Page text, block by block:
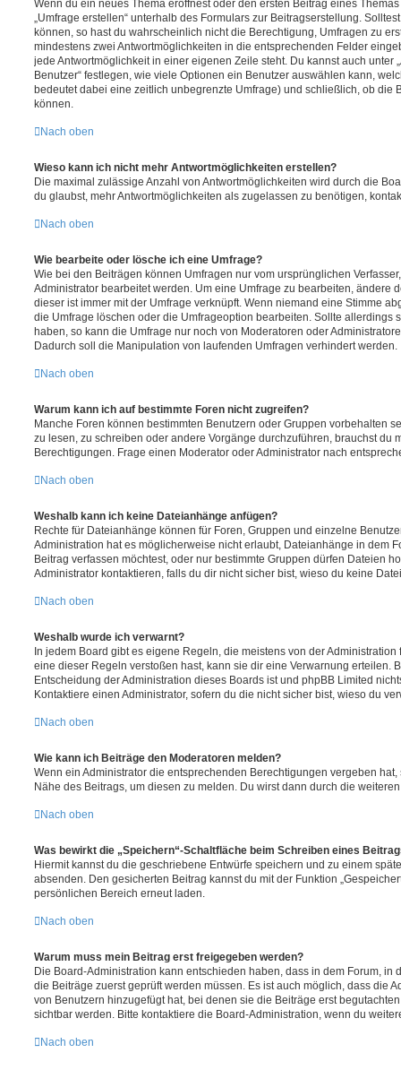
Wenn du ein neues Thema eröffnest oder den ersten Beitrag eines
„Umfrage erstellen“ unterhalb des Formulars zur Beitragserstellung.
können, so hast du wahrscheinlich nicht die Berechtigung, Umfragen zu
mindestens zwei Antwortmöglichkeiten in die entsprechenden Felder
jede Antwortmöglichkeit in einer eigenen Zeile steht. Du kannst auch unter
Benutzer“ festlegen, wie viele Optionen ein Benutzer auswählen kann,
bedeutet dabei eine zeitlich unbegrenzte Umfrage) und schließlich, ob die
können.
Nach oben
Wieso kann ich nicht mehr Antwortmöglichkeiten erstellen?
Die maximal zulässige Anzahl von Antwortmöglichkeiten wird durch die
du glaubst, mehr Antwortmöglichkeiten als zugelassen zu benötigen,
Nach oben
Wie bearbeite oder lösche ich eine Umfrage?
Wie bei den Beiträgen können Umfragen nur vom ursprünglichen
Administrator bearbeitet werden. Um eine Umfrage zu bearbeiten, ändere
dieser ist immer mit der Umfrage verknüpft. Wenn niemand eine Stimme
die Umfrage löschen oder die Umfrageoption bearbeiten. Sollte allerdings
haben, so kann die Umfrage nur noch von Moderatoren oder
Dadurch soll die Manipulation von laufenden Umfragen verhindert werden.
Nach oben
Warum kann ich auf bestimmte Foren nicht zugreifen?
Manche Foren können bestimmten Benutzern oder Gruppen vorbehalten
zu lesen, zu schreiben oder andere Vorgänge durchzuführen, brauchst du
Berechtigungen. Frage einen Moderator oder Administrator nach
Nach oben
Weshalb kann ich keine Dateianhänge anfügen?
Rechte für Dateianhänge können für Foren, Gruppen und einzelne
Administration hat es möglicherweise nicht erlaubt, Dateianhänge in dem
Beitrag verfassen möchtest, oder nur bestimmte Gruppen dürfen Dateien
Administrator kontaktieren, falls du dir nicht sicher bist, wieso du keine
Nach oben
Weshalb wurde ich verwarnt?
In jedem Board gibt es eigene Regeln, die meistens von der
eine dieser Regeln verstoßen hast, kann sie dir eine Verwarnung erteilen.
Entscheidung der Administration dieses Boards ist und phpBB Limited
Kontaktiere einen Administrator, sofern du die nicht sicher bist, wieso du
Nach oben
Wie kann ich Beiträge den Moderatoren melden?
Wenn ein Administrator die entsprechenden Berechtigungen vergeben
Nähe des Beitrags, um diesen zu melden. Du wirst dann durch die
Nach oben
Was bewirkt die „Speichern“-Schaltfläche beim Schreiben eines
Hiermit kannst du die geschriebene Entwürfe speichern und zu einem
absenden. Den gesicherten Beitrag kannst du mit der Funktion
persönlichen Bereich erneut laden.
Nach oben
Warum muss mein Beitrag erst freigegeben werden?
Die Board-Administration kann entschieden haben, dass in dem Forum, in
die Beiträge zuerst geprüft werden müssen. Es ist auch möglich, dass die
von Benutzern hinzugefügt hat, bei denen sie die Beiträge erst
sichtbar werden. Bitte kontaktiere die Board-Administration, wenn du
Nach oben